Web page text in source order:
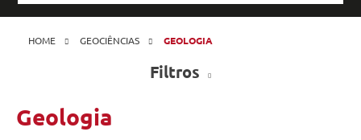
HOME GEOCIÊNCIAS GEOLOGIA
Filtros
Geologia (2)
Geologia